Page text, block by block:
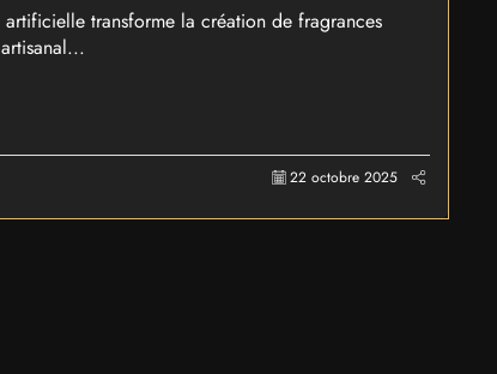
transforme la création de fragrances
22 octobre 2025